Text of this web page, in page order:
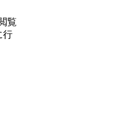
覧
行